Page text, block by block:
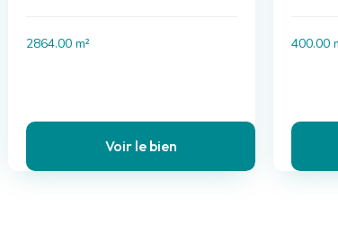
2864.00 m²
Voir le bien
400.00